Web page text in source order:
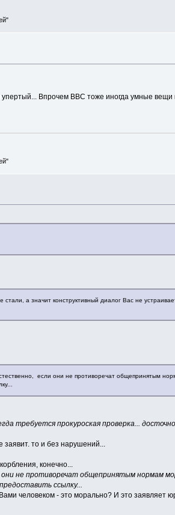
Впрочем ВВС тоже иногда умные вещи
а значит конструктивный диалог Вас не
если они не противоречат общепринятым
требуется прокуроская проверка...
заявит. то и без нарушений...
конечно...
не противоречат общепринятым нормам
ссылку...
человеком - это морально? И это заявляет